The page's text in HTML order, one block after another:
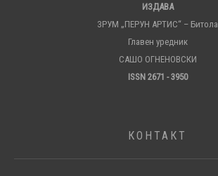
ИЗДАВА
ЗРУМ „ПЕРУН АРТИС“ – Битола
Главен уредник
САШО ОГНЕНОВСКИ
ISSN 2671 - 3950
КОНТАКТ